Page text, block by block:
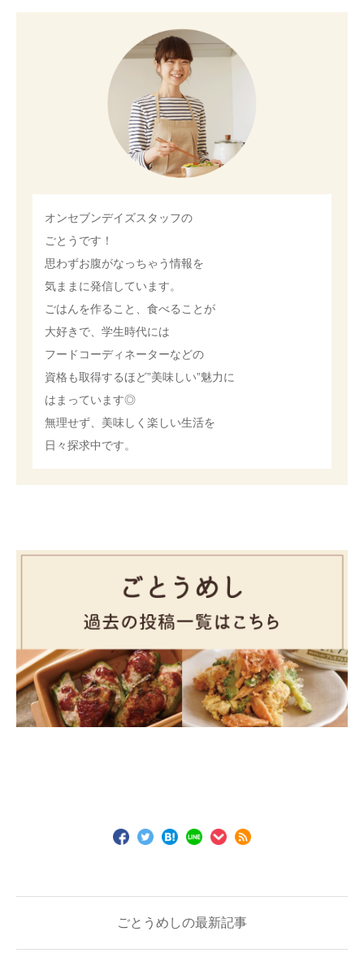
オンセブンデイズスタッフの
ごとうです！
思わずお腹がなっちゃう情報を
気ままに発信しています。
ごはんを作ること、食べることが
大好きで、 学生時代には
フードコーディネーターなどの
資格も取得するほど”美味しい”魅力に
はまっています◎
無理せず、美味しく楽しい生活を
日々探求中です。
ごとうめしの最新記事